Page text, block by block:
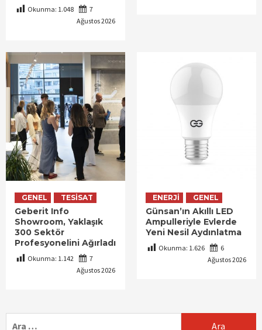
Okunma: 1.048
7
Ağustos 2026
GENEL TESISAT
Geberit Info
Showroom, Yaklaşık
300 Sektör
Profesyonelini Ağırladı
Okunma: 1.142
7
Ağustos 2026
ENERJI GENEL
Günsan’ın Akıllı LED
Ampulleriyle Evlerde
Yeni Nesil Aydınlatma
Okunma: 1.626
6
Ağustos 2026